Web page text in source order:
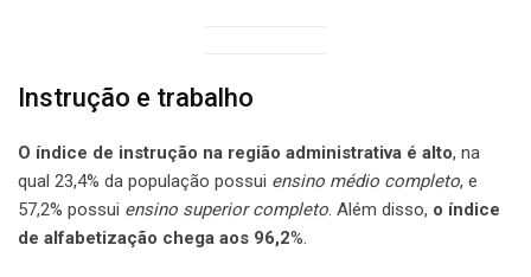
Instrução e trabalho
O índice de instrução na região administrativa é alto, na
qual 23,4% da população possui ensino médio completo, e
57,2% possui ensino superior completo . Além disso, o índice
de alfabetização chega aos 96,2%.